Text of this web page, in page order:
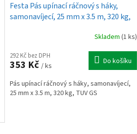
Festa Pás upínací ráčnový s háky,
samonavíjecí, 25 mm x 3.5 m, 320 kg,
Skladem (1 ks)
292 Kč bez DPH
353 Kč / ks Do košíku
Pás upínací ráčnový s háky, samonavíjecí,
25 mm x 3.5 m, 320 kg, TUV GS